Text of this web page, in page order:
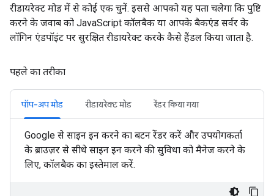
रीडायरेक्ट मोड में से कोई एक चुनें. इससे आपको यह पता चलेगा कि पुष्टि
करने के जवाब को JavaScript कॉलबैक या आपके बैकएंड सर्वर के
लॉगिन एंडपॉइंट पर सुरक्षित रीडायरेक्ट करके कैसे हैंडल किया जाता है.
पहले का तरीका
पॉप-अप मोड रीडायरेक्ट मोड रेंडर किया गया
Google से साइन इन करने का बटन रेंडर करें और उपयोगकर्ता
के ब्राउज़र से सीधे साइन इन करने की सुविधा को मैनेज करने के
लिए, कॉलबैक का इस्तेमाल करें.